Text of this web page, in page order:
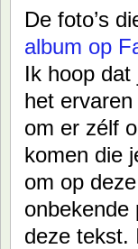
De foto’s
album op
Ik hoop
het
om er zélf
komen die
om op
deze tekst.